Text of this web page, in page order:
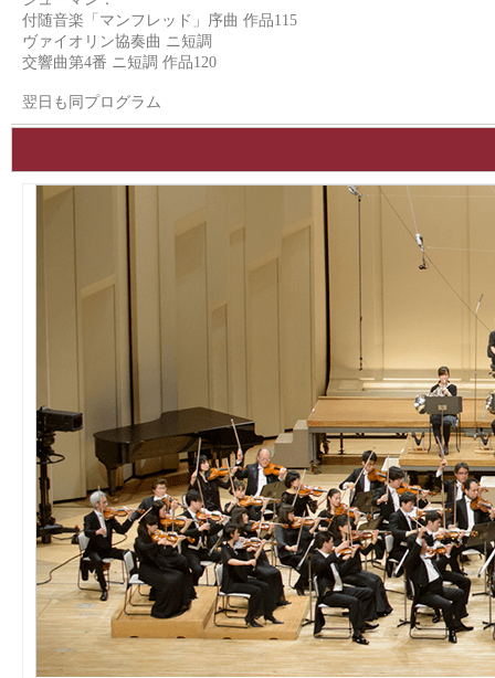
付随音楽「マンフレッド」序曲 作品115
ヴァイオリン協奏曲 ニ短調
交響曲第4番 ニ短調 作品120
翌日も同プログラム